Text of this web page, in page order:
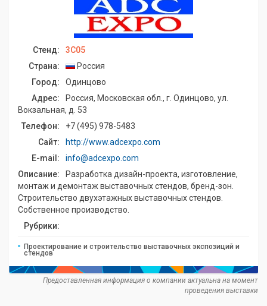
Стенд:
3C05
Страна:
Россия
Город:
Одинцово
Адрес:
Россия, Московская обл., г. Одинцово, ул.
Вокзальная, д. 53
Телефон:
+7 (495) 978-5483
Сайт:
http://www.adcexpo.com
E-mail:
info@adcexpo.com
Описание:
Разработка дизайн-проекта, изготовление,
монтаж и демонтаж выставочных стендов, бренд-зон.
Строительство двухэтажных выставочных стендов.
Собственное производство.
Рубрики:
Проектирование и строительство выставочных экспозиций и
стендов
Предоставленная информация о компании актуальна на момент
проведения выставки